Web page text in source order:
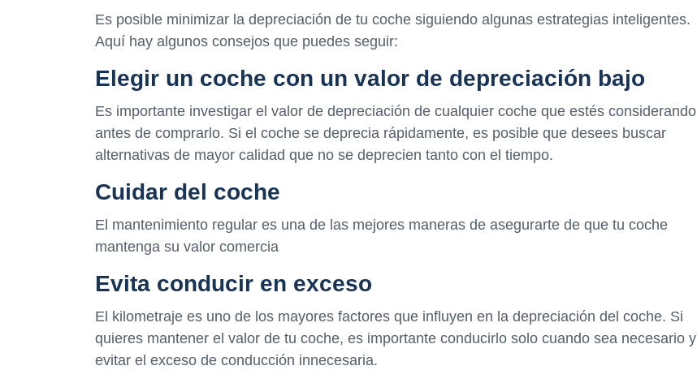
Es posible minimizar la depreciación de tu coche siguiendo algunas estrategias inteligentes.
Aquí hay algunos consejos que puedes seguir:
Elegir un coche con un valor de depreciación bajo
Es importante investigar el valor de depreciación de cualquier coche que estés considerando
antes de comprarlo. Si el coche se deprecia rápidamente, es posible que desees buscar
alternativas de mayor calidad que no se deprecien tanto con el tiempo.
Cuidar del coche
El mantenimiento regular es una de las mejores maneras de asegurarte de que tu coche
mantenga su valor comercia
Evita conducir en exceso
El kilometraje es uno de los mayores factores que influyen en la depreciación del coche. Si
quieres mantener el valor de tu coche, es importante conducirlo solo cuando sea necesario y
evitar el exceso de conducción innecesaria.